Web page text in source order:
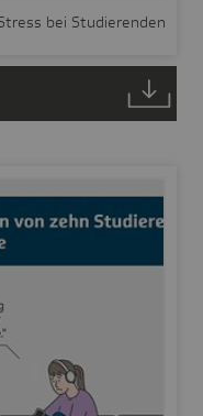
bei Studierenden